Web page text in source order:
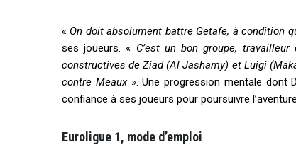
« On doit absolument battre Getafe, à condition
ses joueurs. « C’est un bon groupe,
constructives de Ziad (Al Jashamy) et Luigi
contre Meaux ». Une progression mentale dont
confiance à ses joueurs pour poursuivre l’
Euroligue 1, mode d’emploi